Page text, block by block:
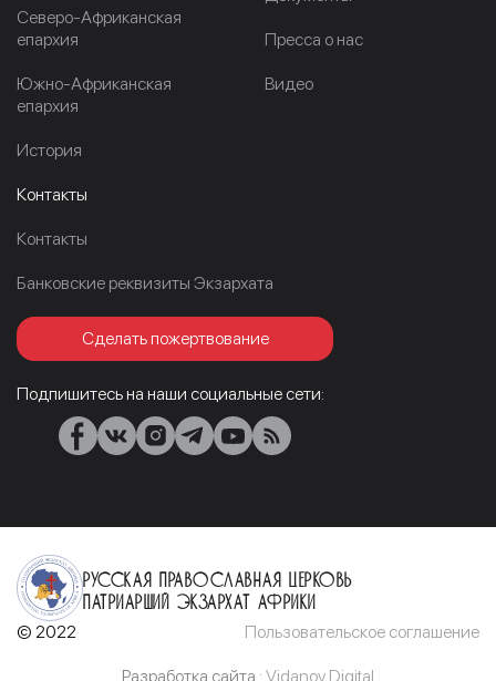
Северо-Африканская
епархия
Южно-Африканская
епархия
История
Пресса о нас
Видео
Контакты
Контакты
Банковские реквизиты Экзархата
Сделать пожертвование
Подпишитесь на наши социальные сети:
Русская Православная Церковь
Патриарший Экзархат Африки
© 2022 Пользовательское соглашение
Разработка сайта : Vidanov Digital